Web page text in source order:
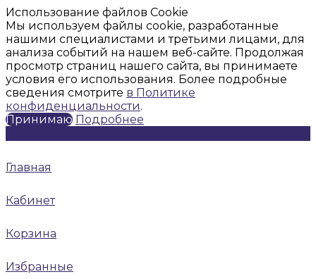
Использование файлов Cookie
Мы используем файлы cookie, разработанные
нашими специалистами и третьими лицами, для
анализа событий на нашем веб-сайте. Продолжая
просмотр страниц нашего сайта, вы принимаете
условия его использования. Более подробные
сведения смотрите в Политике
конфиденциальности.
Принимаю Подробнее
Главная
Кабинет
Корзина
Избранные